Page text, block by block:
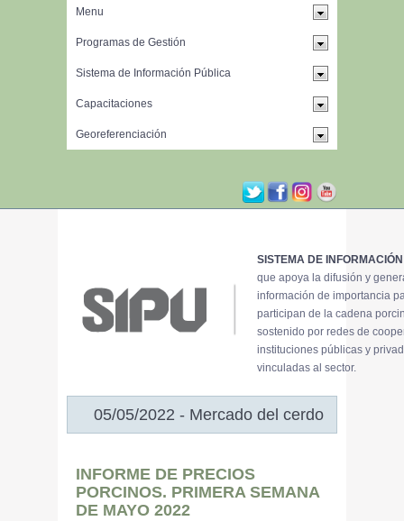
SISTEMA DE
que apoya la difusión y
información de importancia
participan de la cadena
sostenido por redes de
instituciones públicas y
vinculadas al sector.
05/05/2022 - Mercado del cerdo
INFORME DE PRECIOS
PORCINOS. PRIMERA SEMANA
DE MAYO 2022